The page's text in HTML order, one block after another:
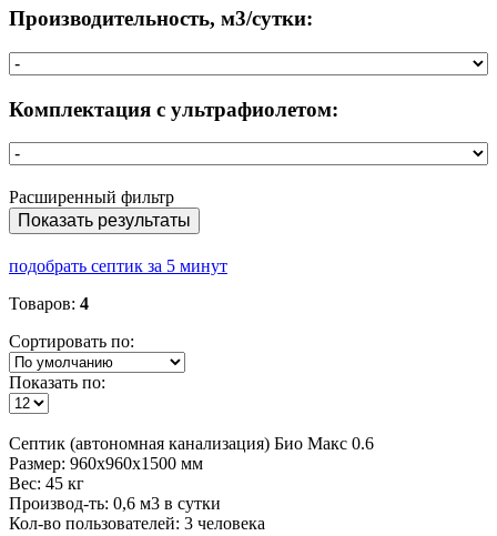
Производительность, м3/сутки:
Комплектация с ультрафиолетом:
Расширенный фильтр
Показать результаты
подобрать септик за 5 минут
Товаров: 4
Сортировать по:
Показать по:
Септик (автономная канализация) Био Макс 0.6
Размер: 960x960x1500 мм
Вес: 45 кг
Производ-ть: 0,6 м3 в сутки
Кол-во пользователей: 3 человека